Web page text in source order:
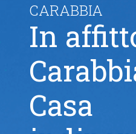
CARABBIA
In
Casa